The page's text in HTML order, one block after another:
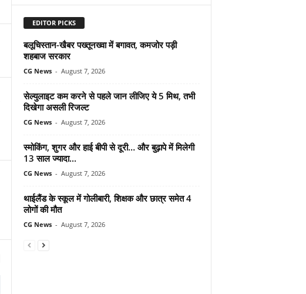
EDITOR PICKS
बलूचिस्तान-खैबर पख्तूनख्वा में बगावत, कमजोर पड़ी
शहबाज सरकार
CG News - August 7, 2026
सेल्युलाइट कम करने से पहले जान लीजिए ये 5 मिथ, तभी
दिखेगा असली रिजल्ट
CG News - August 7, 2026
स्मोकिंग, शुगर और हाई बीपी से दूरी… और बुढ़ापे में मिलेगी
13 साल ज्यादा...
CG News - August 7, 2026
थाईलैंड के स्कूल में गोलीबारी, शिक्षक और छात्र समेत 4
लोगों की मौत
CG News - August 7, 2026